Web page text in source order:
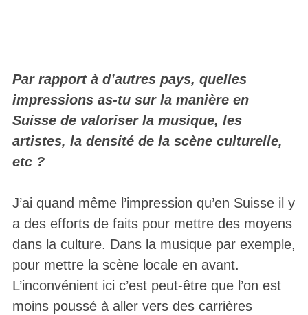
Par rapport à d’autres pays, quelles
impressions as-tu sur la manière en
Suisse de valoriser la musique, les
artistes, la densité de la scène culturelle,
etc ?
J’ai quand même l’impression qu’en Suisse il y
a des efforts de faits pour mettre des moyens
dans la culture. Dans la musique par exemple,
pour mettre la scène locale en avant.
L’inconvénient ici c’est peut-être que l’on est
moins poussé à aller vers des carrières